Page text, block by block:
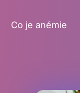
Co je anémie